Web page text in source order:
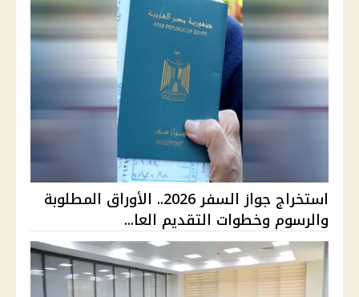
استخراج جواز السفر 2026.. الأوراق المطلوبة
والرسوم وخطوات التقديم العا...